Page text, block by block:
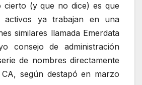
cierto (y que no dice) es que
activos ya trabajan en una
similares llamada Emerdata
consejo de administración
de nombres directamente
según destapó en marzo